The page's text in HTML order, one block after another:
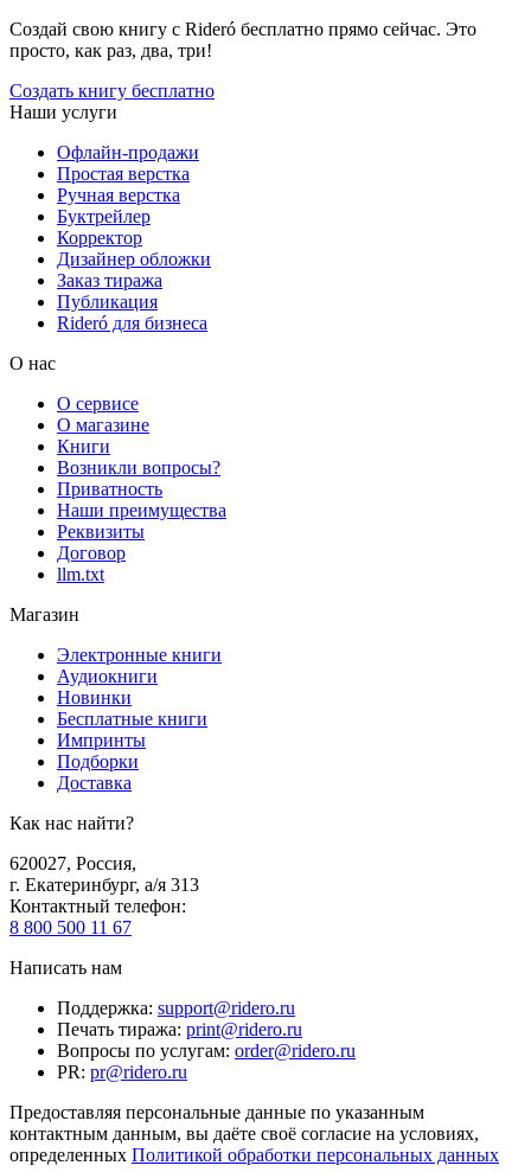
Создай свою книгу с Rideró бесплатно прямо сейчас. Это
просто, как раз, два, три!
Создать книгу бесплатно
Наши услуги
Офлайн-продажи
Простая верстка
Ручная верстка
Буктрейлер
Корректор
Дизайнер обложки
Заказ тиража
Публикация
Rideró для бизнеса
О нас
О сервисе
О магазине
Книги
Возникли вопросы?
Приватность
Наши преимущества
Реквизиты
Договор
llm.txt
Магазин
Электронные книги
Аудиокниги
Новинки
Бесплатные книги
Импринты
Подборки
Доставка
Как нас найти?
620027, Россия,
г. Екатеринбург, а/я 313
Контактный телефон:
8 800 500 11 67
Написать нам
Поддержка: support@ridero.ru
Печать тиража: print@ridero.ru
Вопросы по услугам: order@ridero.ru
PR: pr@ridero.ru
Предоставляя персональные данные по указанным
контактным данным, вы даёте своё согласие на условиях,
определенных Политикой обработки персональных данных